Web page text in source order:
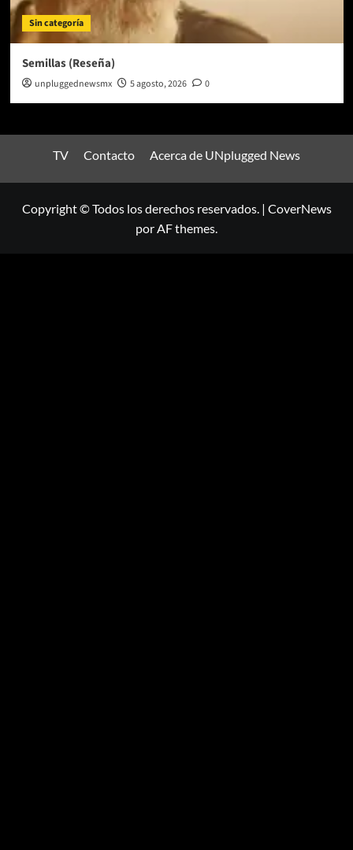
Sin categoría
Semillas (Reseña)
unpluggednewsmx 5 agosto, 2026 0
TV Contacto Acerca de UNplugged News
Copyright © Todos los derechos reservados. | CoverNews
por AF themes.